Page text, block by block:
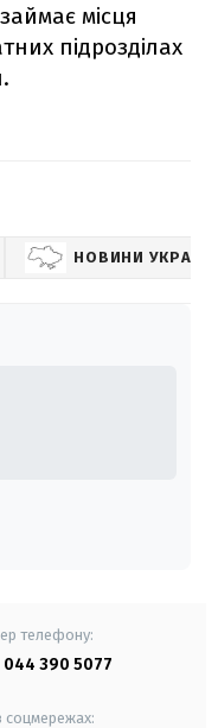
місця
підрозділах
НОВИНИ
телефону:
044 390 5077
соцмережах: